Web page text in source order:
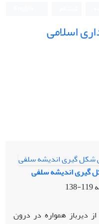
اسلامی
گیری اندیشه سلفی
119-138
دیرباز همواره در درون